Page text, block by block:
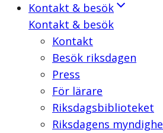
Kontakt & besök
Kontakt & besök
Kontakt
Besök riksdagen
Press
För lärare
Riksdagsbiblioteket
Riksdagens